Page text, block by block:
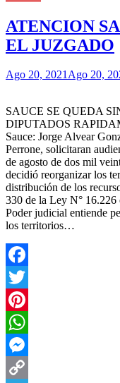
ATENCION
EL JUZGADO
Ago 20, 2021Ago 20,
SAUCE SE QUEDA
DIPUTADOS
Sauce: Jorge Alvear
Perrone, solicitaran
de agosto de dos mil
decidió reorganizar los
distribución de los
330 de la Ley N° 16.226
Poder judicial entiende
los territorios…
Facebook
Twitter
Pinterest
WhatsApp
Messenger